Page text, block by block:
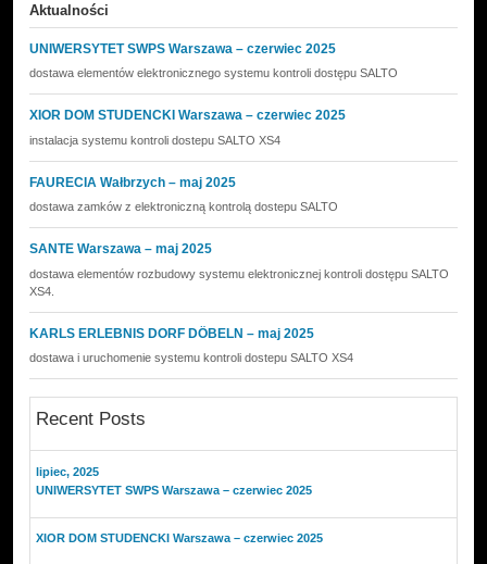
Aktualności
UNIWERSYTET SWPS Warszawa – czerwiec 2025
dostawa elementów elektronicznego systemu kontroli dostępu SALTO
XIOR DOM STUDENCKI Warszawa – czerwiec 2025
instalacja systemu kontroli dostepu SALTO XS4
FAURECIA Wałbrzych – maj 2025
dostawa zamków z elektroniczną kontrolą dostepu SALTO
SANTE Warszawa – maj 2025
dostawa elementów rozbudowy systemu elektronicznej kontroli dostępu SALTO
XS4.
KARLS ERLEBNIS DORF DÖBELN – maj 2025
dostawa i uruchomenie systemu kontroli dostepu SALTO XS4
Recent Posts
lipiec, 2025
UNIWERSYTET SWPS Warszawa – czerwiec 2025
XIOR DOM STUDENCKI Warszawa – czerwiec 2025